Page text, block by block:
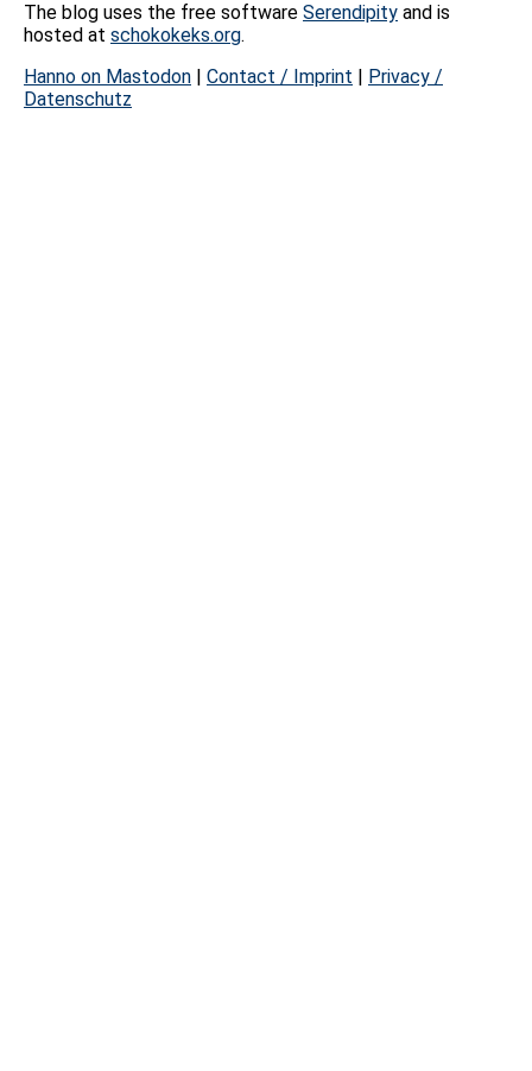
The blog uses the free software Serendipity and is
hosted at schokokeks.org.
Hanno on Mastodon | Contact / Imprint | Privacy /
Datenschutz